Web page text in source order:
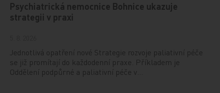
Psychiatrická nemocnice Bohnice ukazuje
strategii v praxi
Jednotlivá opatření nové Strategie rozvoje paliativní péče
se již promítají do každodenní praxe. Příkladem je
Oddělení podpůrné a paliativní péče v…